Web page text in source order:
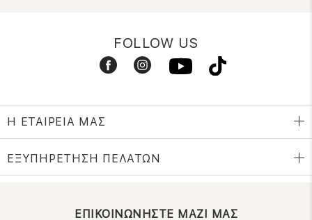
FOLLOW US
Η ΕΤΑΙΡΕΙΑ ΜΑΣ
ΕΞΥΠΗΡΕΤΗΣΗ ΠΕΛΑΤΩΝ
ΕΠΙΚΟΙΝΩΝΗΣΤΕ ΜΑΖΙ ΜΑΣ